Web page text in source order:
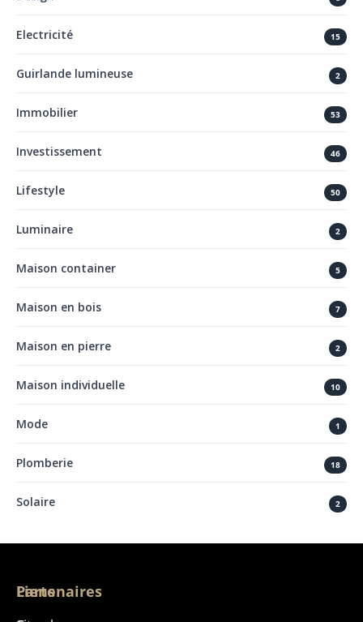
Electricité 15
Guirlande lumineuse 2
Immobilier 53
Investissement 46
Lifestyle 50
Luminaire 2
Maison container 5
Maison en bois 7
Maison en pierre 2
Maison individuelle 10
Mode 1
Plomberie 18
Solaire 2
Liens
Partenaires